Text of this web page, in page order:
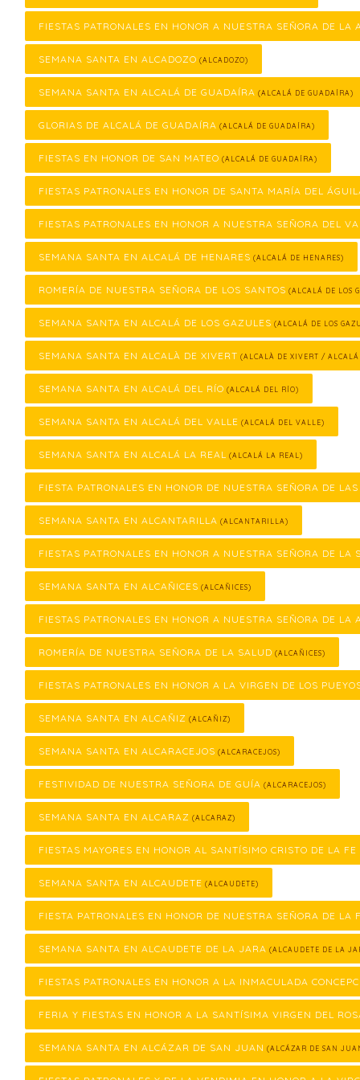
FIESTAS PATRONALES EN HONOR A NUESTRA SEÑORA DE LA
SEMANA SANTA EN ALCADOZO (ALCADOZO)
SEMANA SANTA EN ALCALÁ DE GUADAÍRA (ALCALÁ DE GUADAÍRA)
GLORIAS DE ALCALÁ DE GUADAÍRA (ALCALÁ DE GUADAÍRA)
FIESTAS EN HONOR DE SAN MATEO (ALCALÁ DE GUADAÍRA)
FIESTAS PATRONALES EN HONOR DE SANTA MARÍA DEL
FIESTAS PATRONALES EN HONOR A NUESTRA SEÑORA DEL
SEMANA SANTA EN ALCALÁ DE HENARES (ALCALÁ DE HENARES)
ROMERÍA DE NUESTRA SEÑORA DE LOS SANTOS (ALCALÁ DE LOS
SEMANA SANTA EN ALCALÁ DE LOS GAZULES (ALCALÁ DE LOS
SEMANA SANTA EN ALCALÀ DE XIVERT (ALCALÀ DE XIVERT /
SEMANA SANTA EN ALCALÁ DEL RÍO (ALCALÁ DEL RÍO)
SEMANA SANTA EN ALCALÁ DEL VALLE (ALCALÁ DEL VALLE)
SEMANA SANTA EN ALCALÁ LA REAL (ALCALÁ LA REAL)
FIESTA PATRONALES EN HONOR DE NUESTRA SEÑORA DE LAS
SEMANA SANTA EN ALCANTARILLA (ALCANTARILLA)
FIESTAS PATRONALES EN HONOR A NUESTRA SEÑORA DE LA
SEMANA SANTA EN ALCAÑICES (ALCAÑICES)
FIESTAS PATRONALES EN HONOR A NUESTRA SEÑORA DE LA
ROMERÍA DE NUESTRA SEÑORA DE LA SALUD (ALCAÑICES)
FIESTAS PATRONALES EN HONOR A LA VIRGEN DE LOS
SEMANA SANTA EN ALCAÑIZ (ALCAÑIZ)
SEMANA SANTA EN ALCARACEJOS (ALCARACEJOS)
FESTIVIDAD DE NUESTRA SEÑORA DE GUÍA (ALCARACEJOS)
SEMANA SANTA EN ALCARAZ (ALCARAZ)
FIESTAS MAYORES EN HONOR AL SANTÍSIMO CRISTO DE LA FE
SEMANA SANTA EN ALCAUDETE (ALCAUDETE)
FIESTA PATRONALES EN HONOR DE NUESTRA SEÑORA DE LA
SEMANA SANTA EN ALCAUDETE DE LA JARA (ALCAUDETE DE LA
FIESTAS PATRONALES EN HONOR A LA INMACULADA
FERIA Y FIESTAS EN HONOR A LA SANTÍSIMA VIRGEN DEL
SEMANA SANTA EN ALCÁZAR DE SAN JUAN (ALCÁZAR DE SAN